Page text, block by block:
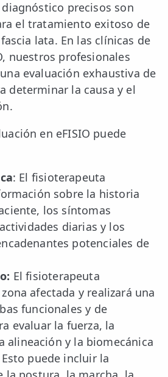
precisos son
el tratamiento exitoso de
lata. En las clínicas de
nuestros profesionales
evaluación exhaustiva de
determinar la causa y el
en eFISIO puede
: El fisioterapeuta
sobre la historia
los síntomas
diarias y los
potenciales de
El fisioterapeuta
afectada y realizará una
funcionales y de
evaluar la fuerza, la
alineación y la biomecánica
puede incluir la